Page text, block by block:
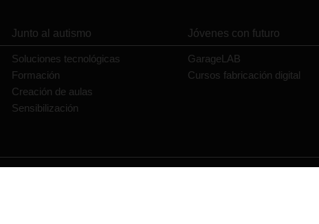
Junto al autismo
Soluciones tecnológicas
Formación
Creación de aulas
Sensibilización
Jóvenes con futuro
GarageLAB
Cursos fabricación digital